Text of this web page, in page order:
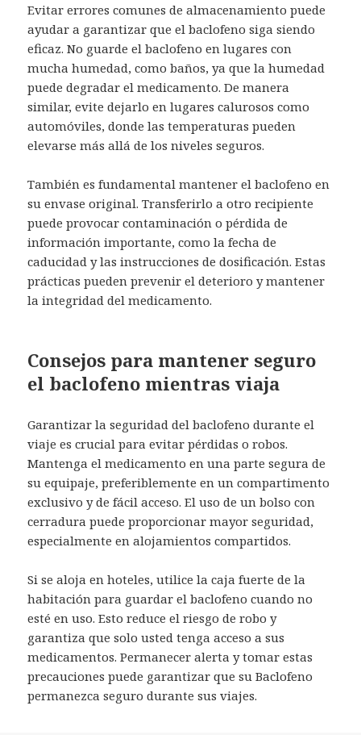
Evitar errores comunes de almacenamiento puede
ayudar a garantizar que el baclofeno siga siendo
eficaz. No guarde el baclofeno en lugares con
mucha humedad, como baños, ya que la humedad
puede degradar el medicamento. De manera
similar, evite dejarlo en lugares calurosos como
automóviles, donde las temperaturas pueden
elevarse más allá de los niveles seguros.
También es fundamental mantener el baclofeno en
su envase original. Transferirlo a otro recipiente
puede provocar contaminación o pérdida de
información importante, como la fecha de
caducidad y las instrucciones de dosificación. Estas
prácticas pueden prevenir el deterioro y mantener
la integridad del medicamento.
Consejos para mantener seguro
el baclofeno mientras viaja
Garantizar la seguridad del baclofeno durante el
viaje es crucial para evitar pérdidas o robos.
Mantenga el medicamento en una parte segura de
su equipaje, preferiblemente en un compartimento
exclusivo y de fácil acceso. El uso de un bolso con
cerradura puede proporcionar mayor seguridad,
especialmente en alojamientos compartidos.
Si se aloja en hoteles, utilice la caja fuerte de la
habitación para guardar el baclofeno cuando no
esté en uso. Esto reduce el riesgo de robo y
garantiza que solo usted tenga acceso a sus
medicamentos. Permanecer alerta y tomar estas
precauciones puede garantizar que su Baclofeno
permanezca seguro durante sus viajes.